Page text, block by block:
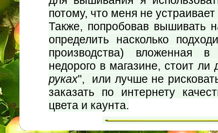
потому, что меня не устраивает
Также, попробовав вышивать
определить насколько
производства) вложенная
недорого в магазине, стоит ли
руках", или лучше не
заказать по интернету
цвета и каунта.